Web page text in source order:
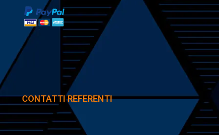
CONTATTI REFERENTI